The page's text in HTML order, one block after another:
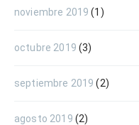
noviembre 2019 (1)
octubre 2019 (3)
septiembre 2019 (2)
agosto 2019 (2)